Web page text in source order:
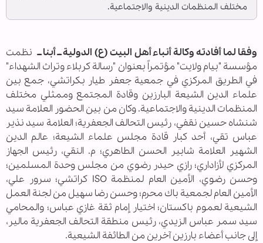
مختلف المنظمات الدينية والاجتماعية.
وفقا لما أفادته وكالة أنباء أهل البيت (ع) الدولية ــ أبنا ــ نظمت
مؤسسة "بيام ولايت" مؤتمراً بعنوان "رسالة كربلاء وتراث الشهداء"
في الطريق المركزي في جمعية جعفر طيار بكراتشي، جمع بين
علماء الدين الشيعة البارزين وقادة المجتمع وممثلي مختلف
المنظمات الدينية والاجتماعية. وكان من بين الحضور العلامة سيد
شنشاه حسين نقفي، رئيس التحالف الجعفرية؛ العلامة سيد نذير
عباس تقي، أحد كبار قادة مجلس علماء الشيعة؛ عالم الدين
الشهير العلامة شابير الحسن الطاهري؛ م. النقي، رئيس الجهاز
المركزي لأزاداري؛ رازي حيدر رضوي من مجلس وحدة المسلمين؛
وحسن رضوي، الأمين العام لمنظمة ISO كراتشي؛ سرور علي،
الأمين العام لجمعية باك محرم؛ وحسن رضا سهيل من لجنة العمل
الشيعية لعموم باكستان؛ اختيار إمام ثقة غازي عباس؛ والمحامي
سيد سمر عباس الزيدي، رئيس منطقة التحالف الجعفرية مالير،
إلى جانب أعضاء بارزين آخرين من الطائفة الشيعية.